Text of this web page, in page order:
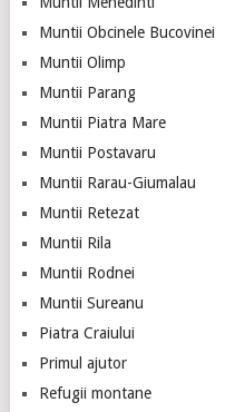
Muntii Obcinele Bucovinei
Muntii Olimp
Muntii Parang
Muntii Piatra Mare
Muntii Postavaru
Muntii Rarau-Giumalau
Muntii Retezat
Muntii Rila
Muntii Rodnei
Muntii Sureanu
Piatra Craiului
Primul ajutor
Refugii montane